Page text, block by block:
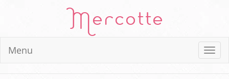
Mercotte
Menu